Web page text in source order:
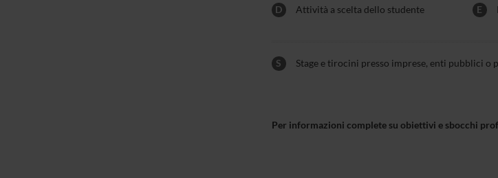
D Attività a scelta dello studente E
S Stage e tirocini presso imprese, enti pubblici
Per informazioni complete su obiettivi e sbocchi